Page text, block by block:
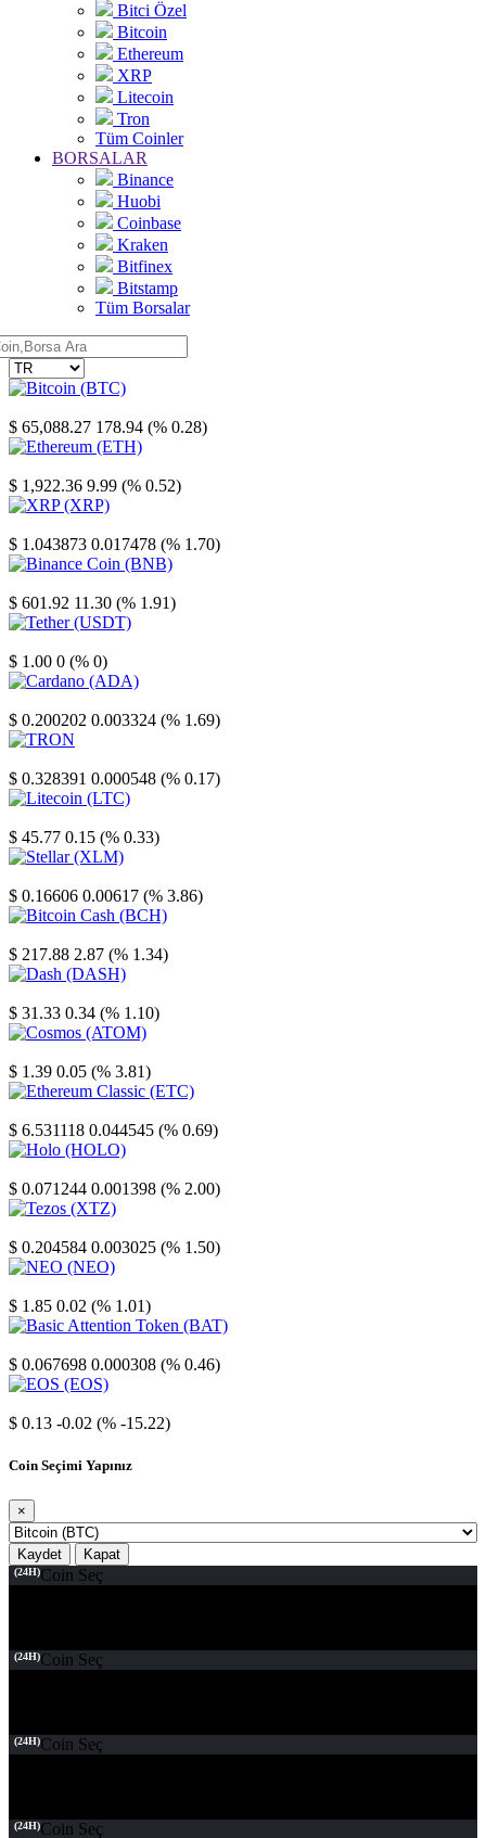
Bitci Özel
Bitcoin
Ethereum
XRP
Litecoin
Tron
Tüm Coinler
BORSALAR
Binance
Huobi
Coinbase
Kraken
Bitfinex
Bitstamp
Tüm Borsalar
$ 65,088.27 178.94 (% 0.28)
$ 1,922.36 9.99 (% 0.52)
$ 1.043873 0.017478 (% 1.70)
$ 601.92 11.30 (% 1.91)
$ 1.00 0 (% 0)
$ 0.200202 0.003324 (% 1.69)
$ 0.328391 0.000548 (% 0.17)
$ 45.77 0.15 (% 0.33)
$ 0.16606 0.00617 (% 3.86)
$ 217.88 2.87 (% 1.34)
$ 31.33 0.34 (% 1.10)
$ 1.39 0.05 (% 3.81)
$ 6.531118 0.044545 (% 0.69)
$ 0.071244 0.001398 (% 2.00)
$ 0.204584 0.003025 (% 1.50)
$ 1.85 0.02 (% 1.01)
$ 0.067698 0.000308 (% 0.46)
$ 0.13 -0.02 (% -15.22)
Coin Seçimi Yapınız
×
Kaydet Kapat
(24H)Coin Seç
(24H)Coin Seç
(24H)Coin Seç
(24H)Coin Seç